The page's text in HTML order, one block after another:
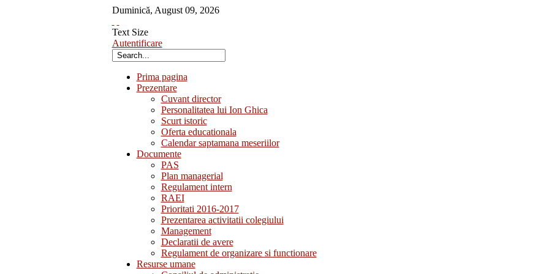
Duminică, August 09, 2026
Text Size
Autentificare
Prima pagina
Prezentare
Cuvant director
Personalitatea lui Ion Ghica
Scurt istoric
Oferta educationala
Calendar saptamana meseriilor
Documente
PAS
Plan managerial
Regulament intern
RAEI
Prioritati 2016-2017
Prezentarea activitatii colegiului
Management
Declaratii de avere
Regulament de organizare si functionare
Resurse umane